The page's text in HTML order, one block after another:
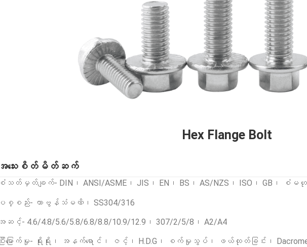
Hex Flange Bolt
အသေးစိတ်မိတ်ဆက်
စံသတ်မှတ်ချက်- DIN၊ ANSI/ASME၊ JIS၊ EN၊ BS၊ AS/NZS၊ ISO၊ GB၊ စံမဟု
ပစ္စည်း- ကာဗွန်သံမဏိ၊ SS304/316
အဆင့်- 4.6/4.8/5.6/5.8/6.8/8.8/10.9/12.9၊ 307/2/5/8၊ A2/A4
ပြီးမြောက်မှု- ရိုးရိုး၊ အနက်ရောင်၊ ဇင့်၊ H.D.G၊ စက်မှုသွပ်၊ ဖယ်ထုတ်ခြင်း၊